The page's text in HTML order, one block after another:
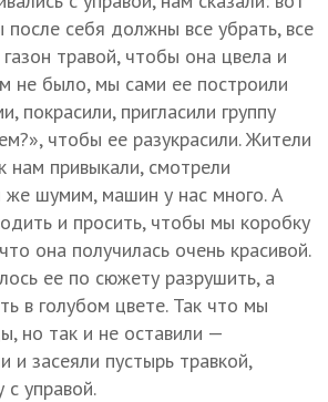
после себя должны все убрать, все
травой, чтобы она цвела и
не было, мы сами ее построили
покрасили, пригласили группу
чтобы ее разукрасили. Жители
нам привыкали, смотрели
шумим, машин у нас много. А
и просить, чтобы мы коробку
она получилась очень красивой.
ее по сюжету разрушить, а
в голубом цвете. Так что мы
но так и не оставили —
и засеяли пустырь травкой,
с управой.